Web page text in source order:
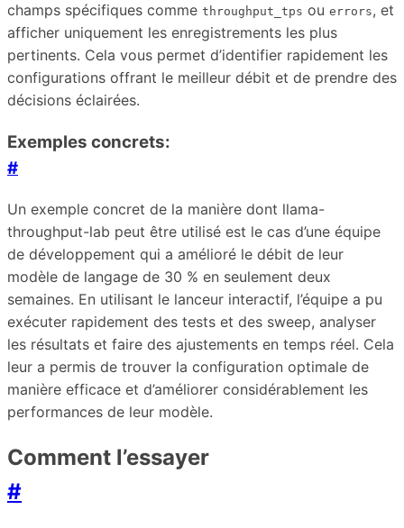
champs spécifiques comme throughput_tps ou errors, et
afficher uniquement les enregistrements les plus
pertinents. Cela vous permet d’identifier rapidement les
configurations offrant le meilleur débit et de prendre des
décisions éclairées.
Exemples concrets:
#
Un exemple concret de la manière dont llama-
throughput-lab peut être utilisé est le cas d’une équipe
de développement qui a amélioré le débit de leur
modèle de langage de 30 % en seulement deux
semaines. En utilisant le lanceur interactif, l’équipe a pu
exécuter rapidement des tests et des sweep, analyser
les résultats et faire des ajustements en temps réel. Cela
leur a permis de trouver la configuration optimale de
manière efficace et d’améliorer considérablement les
performances de leur modèle.
Comment l’essayer
#